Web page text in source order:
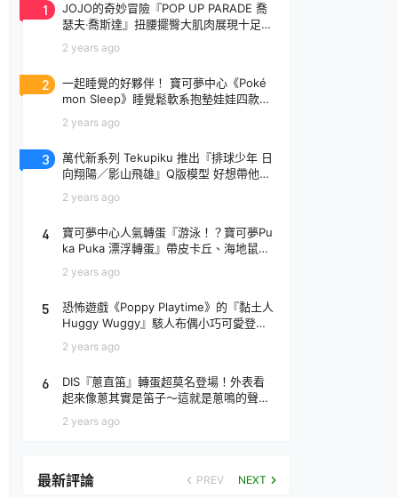
1
JOJO的奇妙冒險『POP UP PARADE 喬
瑟夫‧喬斯達』扭腰擺臀大肌肉展現十足騷
2 years ago
2
一起睡覺的好夥伴！ 寶可夢中心《Poké
mon Sleep》睡覺鬆軟系抱墊娃娃四款登
2 years ago
3
萬代新系列 Tekupiku 推出『排球少年 日
向翔陽／影山飛雄』Q版模型 好想帶他出
2 years ago
4
寶可夢中心人氣轉蛋『游泳！？寶可夢Pu
ka Puka 漂浮轉蛋』帶皮卡丘、海地鼠去
2 years ago
5
恐怖遊戲《Poppy Playtime》的『黏土人
Huggy Wuggy』駭人布偶小巧可愛登
2 years ago
6
DIS『蔥直笛』轉蛋超莫名登場！外表看
起來像蔥其實是笛子～這就是蔥鳴的聲音
2 years ago
最新評論 PREV NEXT